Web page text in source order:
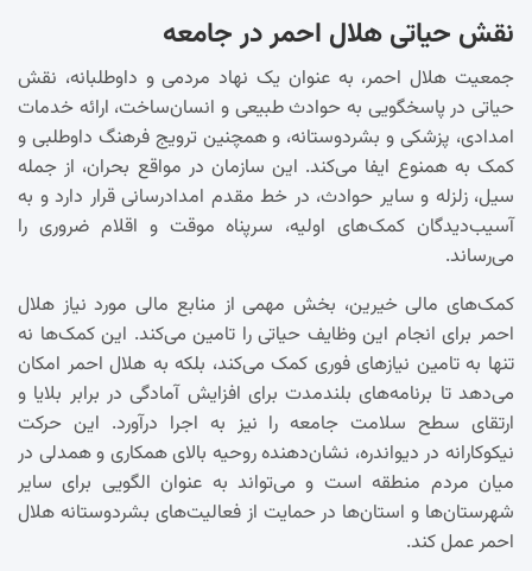
نقش حیاتی هلال احمر در جامعه
جمعیت هلال احمر، به عنوان یک نهاد مردمی و داوطلبانه، نقش
حیاتی در پاسخگویی به حوادث طبیعی و انسان‌ساخت، ارائه خدمات
امدادی، پزشکی و بشردوستانه، و همچنین ترویج فرهنگ داوطلبی و
کمک به همنوع ایفا می‌کند. این سازمان در مواقع بحران، از جمله
سیل، زلزله و سایر حوادث، در خط مقدم امدادرسانی قرار دارد و به
آسیب‌دیدگان کمک‌های اولیه، سرپناه موقت و اقلام ضروری را
می‌رساند.
کمک‌های مالی خیرین، بخش مهمی از منابع مالی مورد نیاز هلال
احمر برای انجام این وظایف حیاتی را تامین می‌کند. این کمک‌ها نه
تنها به تامین نیازهای فوری کمک می‌کند، بلکه به هلال احمر امکان
می‌دهد تا برنامه‌های بلندمدت برای افزایش آمادگی در برابر بلایا و
ارتقای سطح سلامت جامعه را نیز به اجرا درآورد. این حرکت
نیکوکارانه در دیواندره، نشان‌دهنده روحیه بالای همکاری و همدلی در
میان مردم منطقه است و می‌تواند به عنوان الگویی برای سایر
شهرستان‌ها و استان‌ها در حمایت از فعالیت‌های بشردوستانه هلال
احمر عمل کند.